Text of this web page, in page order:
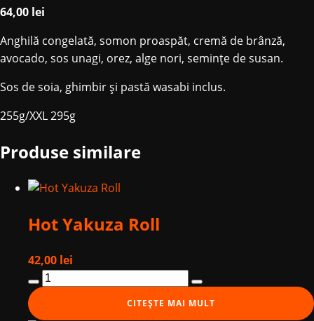
64,00 lei
Anghilă congelată, somon proaspăt, cremă de brânză,
avocado, sos unagi, orez, alge nori, seminţe de susan.
Sos de soia, ghimbir și pastă wasabi inclus.
255g/XXL 295g
Produse similare
Hot Yakuza Roll
42,00 lei
Cantitate
Hot
Yakuza
CITEȘTE MAI MULT